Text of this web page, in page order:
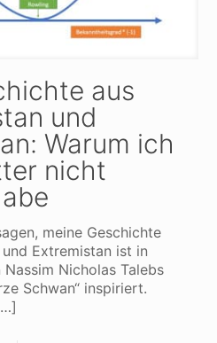
aus
und
Warum ich
nicht
meine Geschichte
Extremistan ist in
Nicholas Talebs
Schwan“ inspiriert.